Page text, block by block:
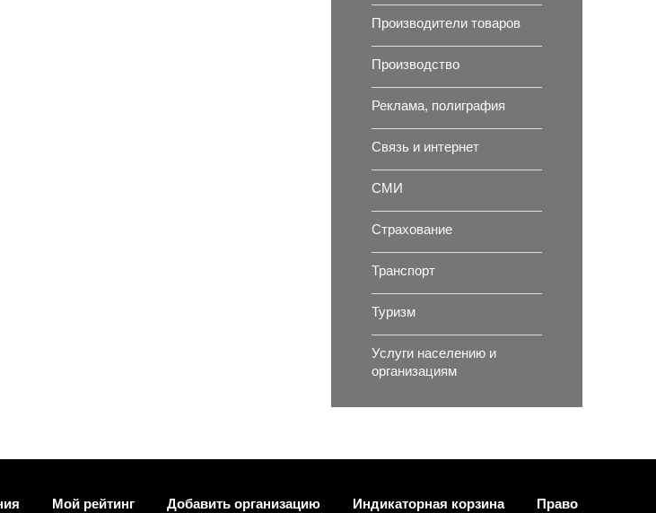
Производители товаров
Производство
Реклама, полиграфия
Связь и интернет
СМИ
Страхование
Транспорт
Туризм
Услуги населению и
организациям
Мой рейтинг Добавить организацию Индикаторная корзина Право